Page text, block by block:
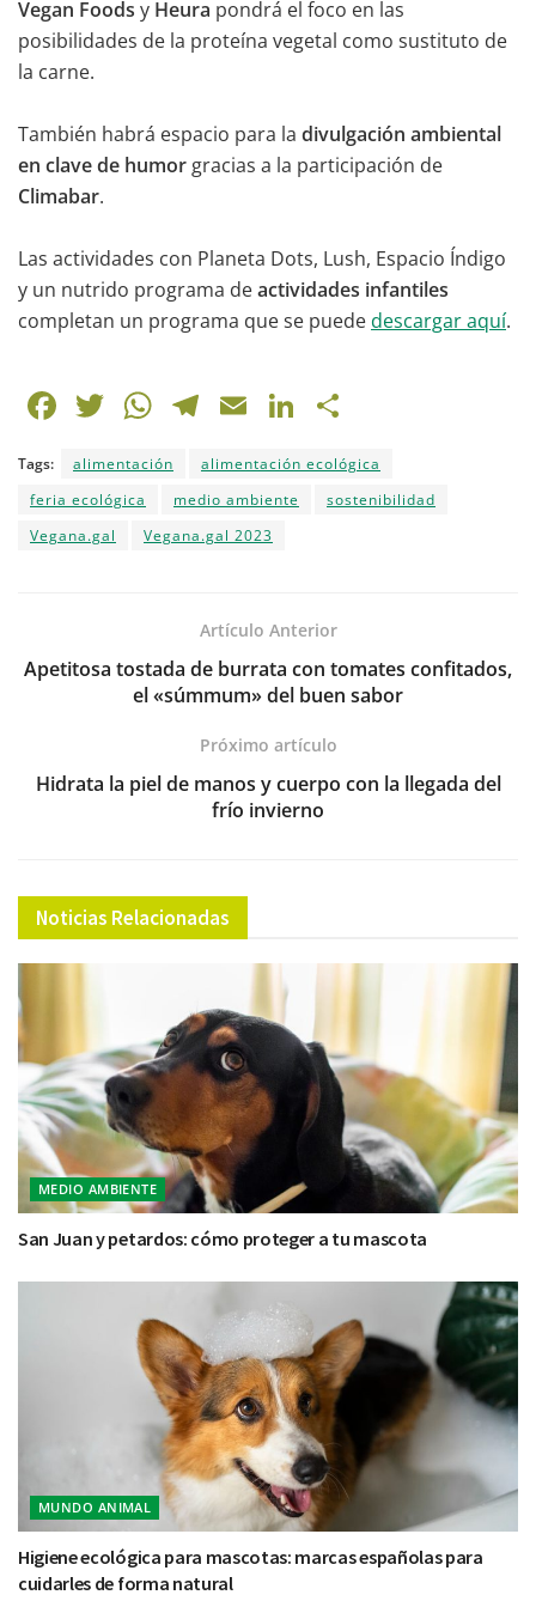
Vegan Foods y Heura pondrá el foco en las
posibilidades de la proteína vegetal como sustituto de
la carne.
También habrá espacio para la divulgación ambiental
en clave de humor gracias a la participación de
Climabar.
Las actividades con Planeta Dots, Lush, Espacio Índigo
y un nutrido programa deactividades infantiles
completan un programa que se puededescargar aquí.
F
c
e
b
k
T
itt
er
W
at
s
A
T
e
gr
a
E
ai
l
Li
k m
p
Tags: alimentación
alimentación ecológica
feria ecológica
medio ambiente
sostenibilidad
Vegana.gal
Vegana.gal 2023
Artículo Anterior
Apetitosa tostada de burrata con tomates confitados,
el «súmmum» del buen sabor
Próximo artículo
Hidrata la piel de manos y cuerpo con la llegada del
frío invierno
Noticias Relacionadas
MEDIO AMBIENTE
San Juan y petardos: cómo proteger a tu mascota
MUNDO ANIMAL
Higiene ecológica para mascotas: marcas españolas para
cuidarles de forma natural